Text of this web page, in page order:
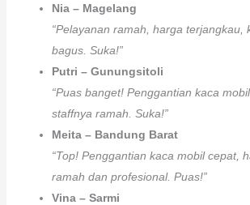
Nia – Magelang
“Pelayanan ramah, harga terjangkau,
bagus. Suka!”
Putri – Gunungsitoli
“Puas banget! Penggantian kaca
staffnya ramah. Suka!”
Meita – Bandung Barat
“Top! Penggantian kaca mobil cepat,
ramah dan profesional. Puas!”
Vina – Sarmi